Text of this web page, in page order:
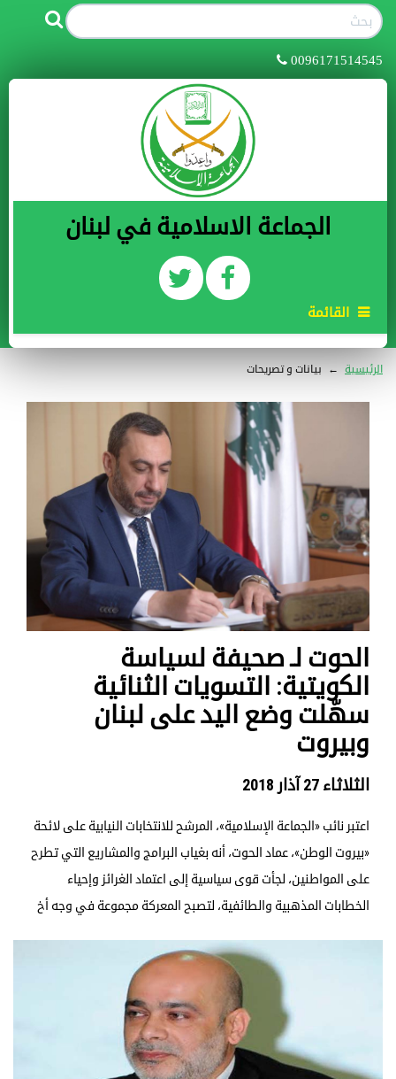
0096171514545
الجماعة الاسلامية في لبنان
القائمة
الرئيسية ← بيانات و تصريحات
الحوت لـ صحيفة لسياسة
الكويتية: التسويات الثنائية
سهّلت وضع اليد على لبنان
وبيروت
الثلاثاء 27 آذار 2018
اعتبر نائب «الجماعة الإسلامية»، المرشح للانتخابات النيابية على لائحة
«بيروت الوطن»، عماد الحوت، أنه بغياب البرامج والمشاريع التي تطرح
على المواطنين، لجأت قوى سياسية إلى اعتماد الغرائز وإحياء
الخطابات المذهبية والطائفية، لتصبح المعركة مجموعة في وجه أخ